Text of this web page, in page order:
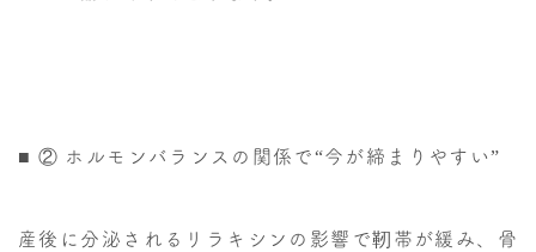
■ ② ホルモンバランスの関係で“今が締まりやすい”
産後に分泌されるリラキシンの影響で靭帯が緩み、骨